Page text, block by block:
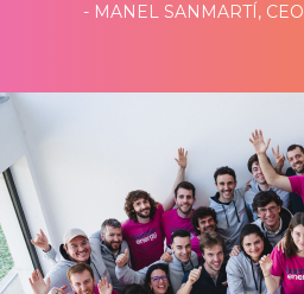
- MANEL SANMARTÍ, CEO